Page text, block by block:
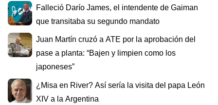
Falleció Darío James, el intendente de Gaiman
que transitaba su segundo mandato
Juan Martín cruzó a ATE por la aprobación del
pase a planta: “Bajen y limpien como los
japoneses”
¿Misa en River? Así sería la visita del papa León
XIV a la Argentina